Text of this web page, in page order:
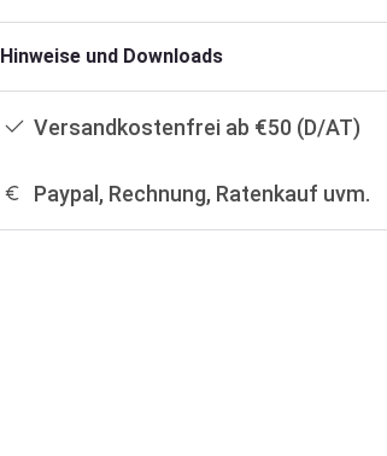
Hinweise und Downloads
Versandkostenfrei ab €50 (D/AT)
Paypal, Rechnung, Ratenkauf uvm.